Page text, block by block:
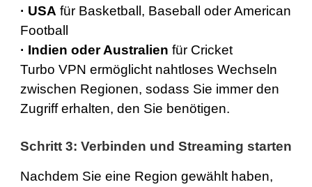
· USA für Basketball, Baseball oder American
Football
· Indien oderAustralien für Cricket
Turbo VPN ermöglicht nahtloses Wechseln
zwischen Regionen, sodass Sie immer den
Zugriff erhalten, den Sie benötigen.
Schritt 3: Verbinden und Streaming starten
Nachdem Sie eine Region gewählt haben,